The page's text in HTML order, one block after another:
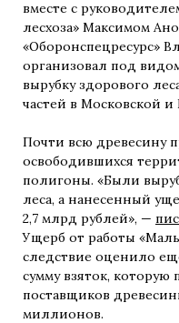
вместе с
лесхоза» Максимом
«Оборонспецресурс»
организовал под
вырубку здорового
частей в Московской
Почти всю древесину
освободившихся
полигоны. «Были
леса, а нанесенный
2,7 млрд рублей», —
Ущерб от работы
следствие оценило
сумму взяток,
поставщиков
миллионов.